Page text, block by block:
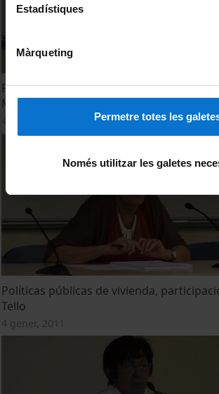
Estadístiques
Màrqueting
Permetre totes les
Només utilitzar les galetes
Políticas públicas de vivienda,
Mary Nash
Políticas públicas de vivienda,
Tello
4 gener, 2011